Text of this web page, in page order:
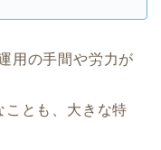
用の手間や労力が
ことも、大きな特